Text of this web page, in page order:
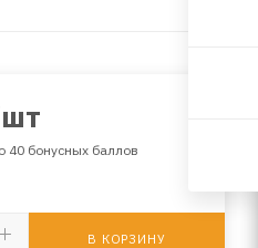
40 бонусных баллов
В КОРЗИНУ